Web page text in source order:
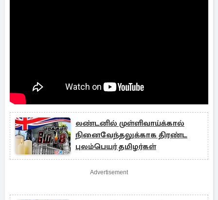
லண்டனில் முள்ளிவாய்க்கால்
நினைவேந்தலுக்காக திரண்ட
புலம்பெயர் தமிழர்கள்
Advertisement